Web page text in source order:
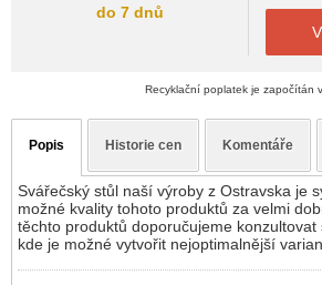
do 7 dnů
Recyklační poplatek je započítán
Popis Historie cen Komentáře
Svářečský stůl naší výroby z Ostravska je
možné kvality tohoto produktů za velmi
těchto produktů doporučujeme konzultovat
kde je možné vytvořit nejoptimalnější